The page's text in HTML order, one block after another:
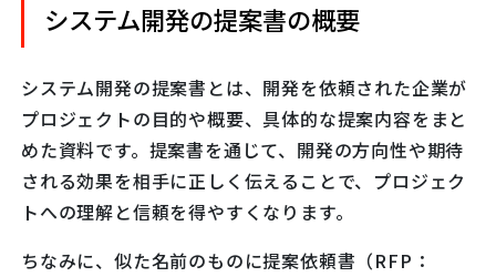
システム開発の提案書の概要
システム開発の提案書とは、開発を依頼された企業が
プロジェクトの目的や概要、具体的な提案内容をまと
めた資料です。提案書を通じて、開発の方向性や期待
される効果を相手に正しく伝えることで、プロジェク
トへの理解と信頼を得やすくなります。
ちなみに、似た名前のものに提案依頼書（RFP：